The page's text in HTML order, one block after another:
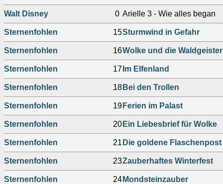
Walt Disney 0 Arielle 3 - Wie alles began
Sternenfohlen 15Sturmwind in Gefahr
Sternenfohlen 16Wolke und die Waldgeister
Sternenfohlen 17 Im Elfenland
Sternenfohlen 18 Bei den Trollen
Sternenfohlen 19 Ferien im Palast
Sternenfohlen 20 Ein Liebesbrief für Wolke
Sternenfohlen 21 Die goldene Flaschenpost
Sternenfohlen 23Zauberhaftes Winterfest
Sternenfohlen 24 Mondsteinzauber